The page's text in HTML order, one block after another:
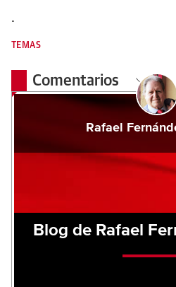
.
TEMAS
Comentarios
Rafael
Blog de Rafael